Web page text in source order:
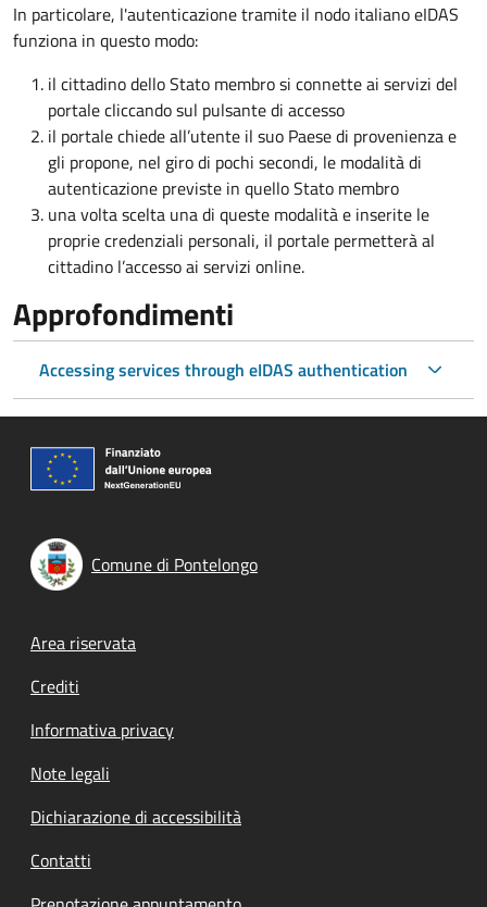
In particolare, l'autenticazione tramite il nodo italiano eIDAS
funziona in questo modo:
il cittadino dello Stato membro si connette ai servizi del
portale cliccando sul pulsante di accesso
il portale chiede all’utente il suo Paese di provenienza e
gli propone, nel giro di pochi secondi, le modalità di
autenticazione previste in quello Stato membro
una volta scelta una di queste modalità e inserite le
proprie credenziali personali, il portale permetterà al
cittadino l’accesso ai servizi online.
Approfondimenti
Accessing services through eIDAS authentication
Comune di Pontelongo
Footer menu
Area riservata
Crediti
Informativa privacy
Note legali
Dichiarazione di accessibilità
Contatti